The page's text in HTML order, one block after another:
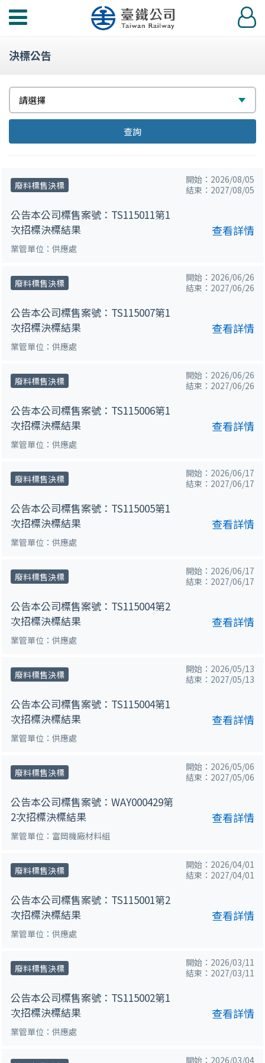
功
選
登
入
決標公告
請選擇
擇
查詢
廢料標售決標
開始：2026/08/05
結束：2027/08/05
公告本公司標售案號：TS115011第1
次招標決標結果
業管單位：供應處
查看詳情
廢料標售決標
開始：2026/06/26
結束：2027/06/26
公告本公司標售案號：TS115007第1
次招標決標結果
業管單位：供應處
查看詳情
廢料標售決標
開始：2026/06/26
結束：2027/06/26
公告本公司標售案號：TS115006第1
次招標決標結果
業管單位：供應處
查看詳情
廢料標售決標
開始：2026/06/17
結束：2027/06/17
公告本公司標售案號：TS115005第1
次招標決標結果
業管單位：供應處
查看詳情
廢料標售決標
開始：2026/06/17
結束：2027/06/17
公告本公司標售案號：TS115004第2
次招標決標結果
業管單位：供應處
查看詳情
廢料標售決標
開始：2026/05/13
結束：2027/05/13
公告本公司標售案號：TS115004第1
次招標決標結果
業管單位：供應處
查看詳情
廢料標售決標
開始：2026/05/06
結束：2027/05/06
公告本公司標售案號：WAY000429第
2次招標決標結果
業管單位：富岡機廠材料組
查看詳情
廢料標售決標
開始：2026/04/01
結束：2027/04/01
公告本公司標售案號：TS115001第2
次招標決標結果
業管單位：供應處
查看詳情
廢料標售決標
開始：2026/03/11
結束：2027/03/11
公告本公司標售案號：TS115002第1
次招標決標結果
業管單位：供應處
查看詳情
開始：2026/03/04